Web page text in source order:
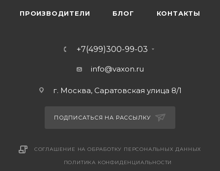
ПРОИЗВОДИТЕЛИ БЛОГ КОНТАКТЫ
+7(499)300-99-03
info@vaxon.ru
г. Москва, Саратовская улица 8/1
ПОДПИСАТЬСЯ НА РАССЫЛКУ
СОГЛАШЕНИЕ НА ОБРАБОТКУ ПЕРСОНАЛЬНЫХ ДАННЫХ
ПОЛИТИКА КОНФИДЕНЦИАЛЬНОСТИ